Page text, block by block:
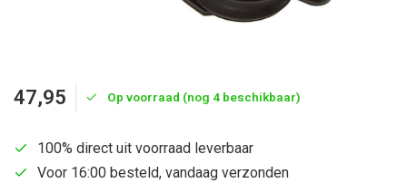
47,95 Op voorraad (nog 4 beschikbaar)
100% direct uit voorraad leverbaar
Voor 16:00 besteld, vandaag verzonden